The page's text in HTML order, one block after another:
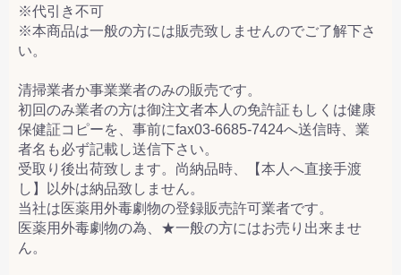
※代引き不可
※本商品は一般の方には販売致しませんのでご了解下さ
い。
清掃業者か事業業者のみの販売です。
初回のみ業者の方は御注文者本人の免許証もしくは健康
保健証コピーを、事前にfax03-6685-7424へ送信時、業
者名も必ず記載し送信下さい。
受取り後出荷致します。尚納品時、【本人へ直接手渡
し】以外は納品致しません。
当社は医薬用外毒劇物の登録販売許可業者です。
医薬用外毒劇物の為、★一般の方にはお売り出来ませ
ん。